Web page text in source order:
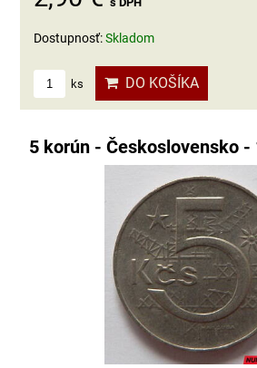
Dostupnosť:Skladom
ks DO KOŠÍKA
5 korún - Československo -